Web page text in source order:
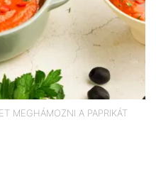
MEGHÁMOZNI A PAPRIKÁT